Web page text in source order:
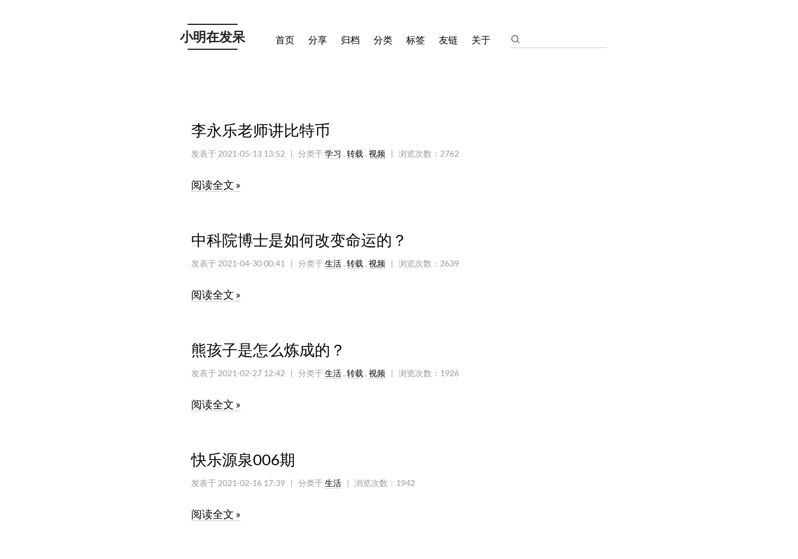
小明在发呆 首页 分享 归档 分类 标签 友链 关于
李永乐老师讲比特币
发表于 2021-05-13 13:52 | 分类于 学习 , 转载 , 视频 | 浏览次数： 2762
阅读全文 »
中科院博士是如何改变命运的？
发表于 2021-04-30 00:41 | 分类于 生活 , 转载 , 视频 | 浏览次数： 2639
阅读全文 »
熊孩子是怎么炼成的？
发表于 2021-02-27 12:42 | 分类于 生活 , 转载 , 视频 | 浏览次数： 1926
阅读全文 »
快乐源泉006期
发表于 2021-02-16 17:39 | 分类于 生活 | 浏览次数： 1942
阅读全文 »